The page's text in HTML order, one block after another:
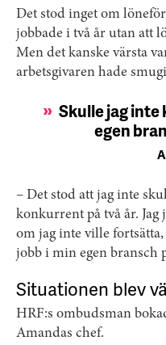
Det stod inget om
jobbade i två år utan att
Men det kanske värsta
arbetsgivaren hade
Skulle jag inte
egen
– Det stod att jag inte
konkurrent på två år. Jag
om jag inte ville
jobb i min egen bransch
Situationen blev
HRF:s ombudsman
Amandas chef.